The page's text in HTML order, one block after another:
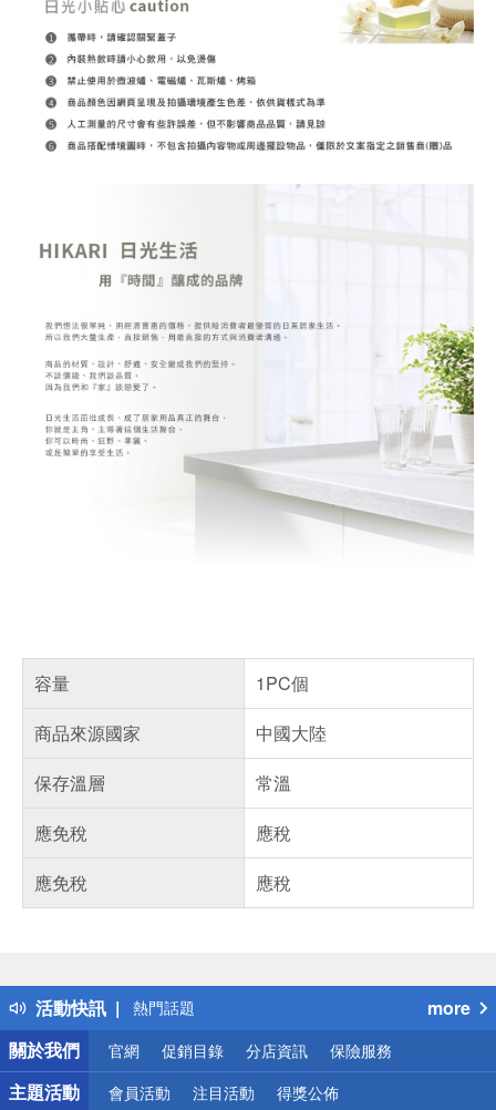
容量
1PC個
商品來源國家
中國大陸
保存溫層
常溫
應免稅
應稅
應免稅
應稅
活動快訊
得獎公告
熱門話題
銀行優惠
偏遠地區配送
詐騙網頁！請小心！
more
關於我們
官網 促銷目錄 分店資訊 保險服務
主題活動 會員活動 注目活動 得獎公佈